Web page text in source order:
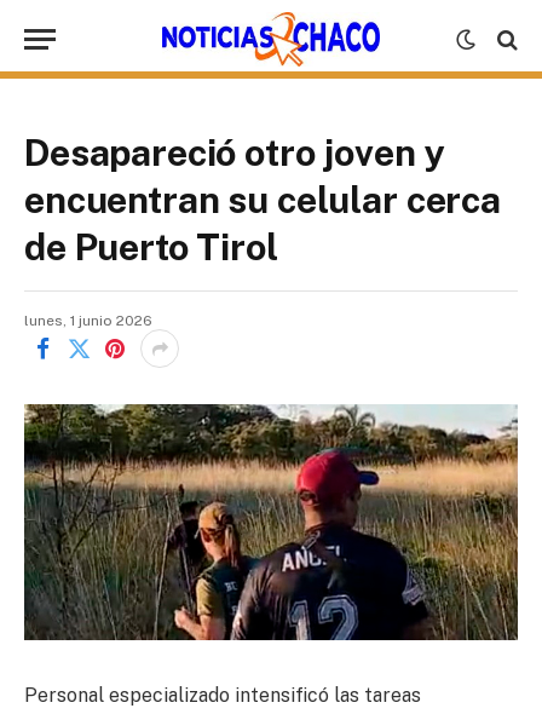
Desapareció otro joven y
encuentran su celular cerca
de Puerto Tirol
lunes, 1 junio 2026
Personal especializado intensificó las tareas